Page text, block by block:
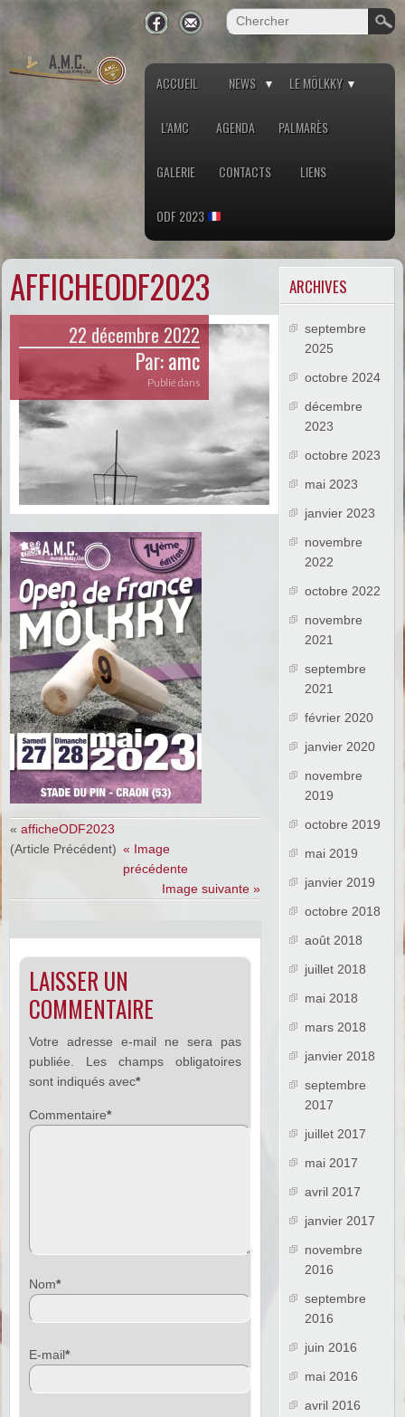
ACCUEIL NEWS LE MÖLKKY
L’AMC AGENDA PALMARÈS
GALERIE CONTACTS LIENS
ODF 2023
AFFICHEODF2023
22 décembre 2022
Par:amc
Publié dans
«afficheODF2023
(Article Précédent) « Image
précédente
Image suivante »
LAISSER UN
COMMENTAIRE
Votre adresse e-mail ne sera pas
publiée.
Les champs obligatoires
sont indiqués avec*
Commentaire*
Nom*
E-mail*
ARCHIVES
septembre
2025
octobre 2024
décembre
2023
octobre 2023
mai 2023
janvier 2023
novembre
2022
octobre 2022
novembre
2021
septembre
2021
février 2020
janvier 2020
novembre
2019
octobre 2019
mai 2019
janvier 2019
octobre 2018
août 2018
juillet 2018
mai 2018
mars 2018
janvier 2018
septembre
2017
juillet 2017
mai 2017
avril 2017
janvier 2017
novembre
2016
septembre
2016
juin 2016
mai 2016
avril 2016